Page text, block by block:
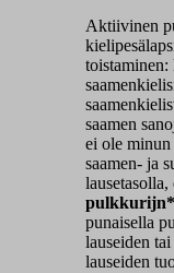
Aktiivinen
toistaminen:
saamen
ei ole minun
saamen- ja
pulkkurijn*
punaisella
lauseiden tai
lauseiden